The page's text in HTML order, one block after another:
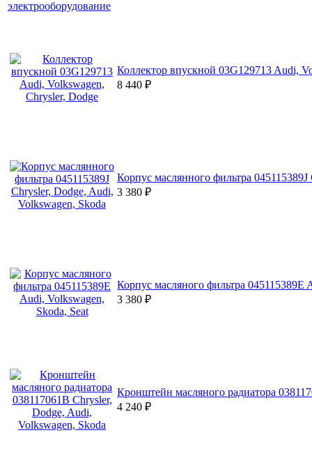
электрооборудование
Коллектор впускной 03G129713 Audi,
8 440 ₽
Корпус маслянного фильтра
3 380 ₽
Корпус масляного фильтра 045115389E
3 380 ₽
Кронштейн масляного радиатора
4 240 ₽